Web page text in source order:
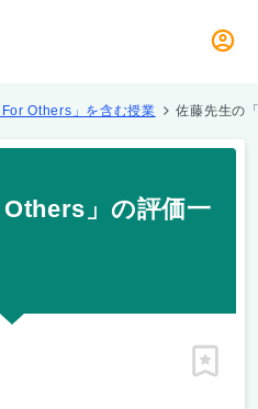
For Others」を含む授業 佐藤先生の
」の評価一
ピン留